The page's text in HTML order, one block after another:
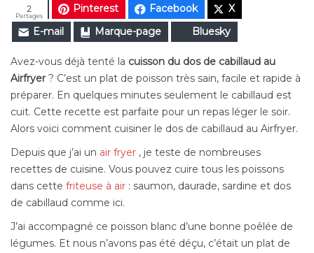
Pinterest Facebook
X
E-mail
Marque-page Bluesky
Partages
2
Avez-vous déjà tenté la cuisson du dos de cabillaud au
Airfryer? C’est un plat de poisson très sain, facile et rapide à
préparer. En quelques minutes seulement le cabillaud est
cuit. Cette recette est parfaite pour un repas léger le soir.
Alors voici comment cuisiner le dos de cabillaud au Airfryer.
Depuis que j’ai un air fryer , je teste de nombreuses
recettes de cuisine. Vous pouvez cuire tous les poissons
dans cette friteuse à air : saumon, daurade, sardine et dos
de cabillaud comme ici.
J’ai accompagné ce poisson blanc d’une bonne poêlée de
légumes. Et nous n’avons pas été déçu, c’était un plat de